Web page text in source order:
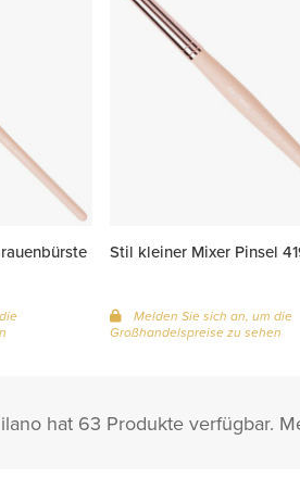
Stil kleiner Mixer Pinsel
Melden Sie sich an, um die
Großhandelspreise zu sehen
hat 63 Produkte verfügbar.